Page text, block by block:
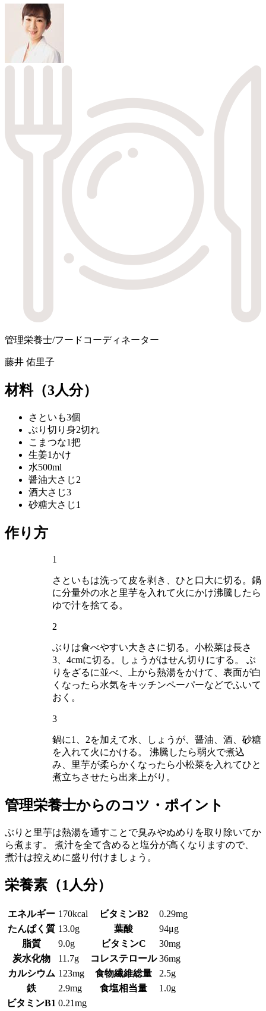
管理栄養士/フードコーディネーター
藤井 佑里子
材料（3人分）
さといも3個
ぶり切り身2切れ
こまつな1把
生姜1かけ
水500ml
醤油大さじ2
酒大さじ3
砂糖大さじ1
作り方
1
さといもは洗って皮を剥き、ひと口大に切る。鍋
に分量外の水と里芋を入れて火にかけ沸騰したら
ゆで汁を捨てる。
2
ぶりは食べやすい大きさに切る。小松菜は長さ
3、4cmに切る。しょうがはせん切りにする。 ぶ
りをざるに並べ、上から熱湯をかけて、表面が白
くなったら水気をキッチンペーパーなどでふいて
おく。
3
鍋に1、2を加えて水、しょうが、醤油、酒、砂糖
を入れて火にかける。 沸騰したら弱火で煮込
み、里芋が柔らかくなったら小松菜を入れてひと
煮立ちさせたら出来上がり。
管理栄養士からのコツ・ポイント
ぶりと里芋は熱湯を通すことで臭みやぬめりを取り除いてか
ら煮ます。 煮汁を全て含めると塩分が高くなりますので、
煮汁は控えめに盛り付けましょう。
栄養素 （1人分）
エネルギー 170kcal ビタミンB2
0.29mg
たんぱく質 13.0g 葉酸
94μg
脂質
9.0g ビタミンC
30mg
炭水化物
11.7g コレステロール 36mg
カルシウム 123mg 食物繊維総量
2.5g
鉄
2.9mg 食塩相当量
1.0g
ビタミンB1 0.21mg